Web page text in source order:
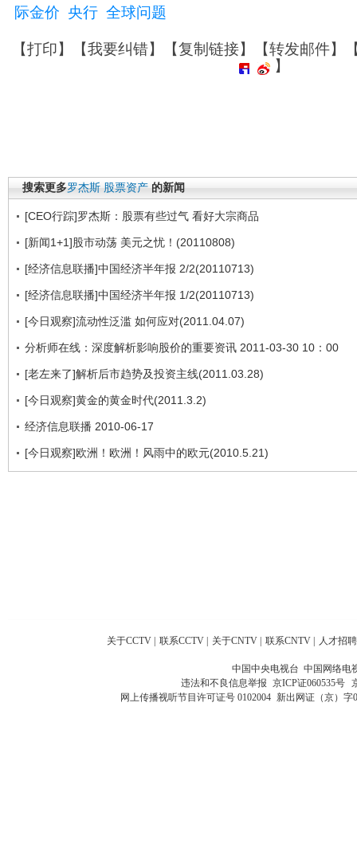
际金价 央行 全球问题
【打印】【我要纠错】【复制链接】【转发邮件】
】
搜索更多罗杰斯 股票资产 的新闻
[CEO行踪]罗杰斯：股票有些过气 看好大宗商品
[新闻1+1]股市动荡 美元之忧！(20110808)
[经济信息联播]中国经济半年报 2/2(20110713)
[经济信息联播]中国经济半年报 1/2(20110713)
[今日观察]流动性泛滥 如何应对(2011.04.07)
分析师在线：深度解析影响股价的重要资讯 2011-03-30 10：00
[老左来了]解析后市趋势及投资主线(2011.03.28)
[今日观察]黄金的黄金时代(2011.3.2)
经济信息联播 2010-06-17
[今日观察]欧洲！欧洲！风雨中的欧元(2010.5.21)
关于CCTV 联系CCTV 关于CNTV 联系CNTV 人才招聘
中国中央电视台 中国网络电
违法和不良信息举报 京ICP证060535号
网上传播视听节目许可证号 0102004 新出网证（京）